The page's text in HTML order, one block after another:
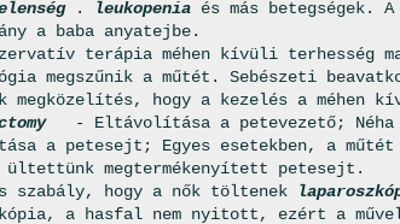
. leukopenia és más betegségek.
a baba anyatejbe.
terápia méhen kívüli terhesség
megszűnik a műtét. Sebészeti
megközelítés, hogy a kezelés a méhen
- Eltávolítása a petevezető; Néha
a petesejt; Egyes esetekben, a
ültettünk megtermékenyített petesejt.
szabály, hogy a nők töltenek
a hasfal nem nyitott, ezért a